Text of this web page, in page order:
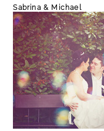
Sabrina & Michael